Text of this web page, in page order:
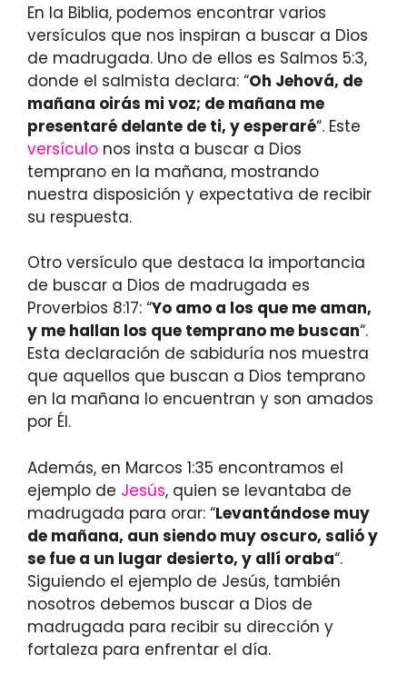
En la Biblia, podemos encontrar varios
versículos que nos inspiran a buscar a Dios
de madrugada. Uno de ellos es Salmos 5:3,
donde el salmista declara: “Oh Jehová, de
mañana oirás mi voz; de mañana me
presentaré delante de ti, y esperaré“. Este
versículo nos insta a buscar a Dios
temprano en la mañana, mostrando
nuestra disposición y expectativa de recibir
su respuesta.
Otro versículo que destaca la importancia
de buscar a Dios de madrugada es
Proverbios 8:17: “Yo amo a los que me aman,
y me hallan los que temprano me buscan“.
Esta declaración de sabiduría nos muestra
que aquellos que buscan a Dios temprano
en la mañana lo encuentran y son amados
por Él.
Además, en Marcos 1:35 encontramos el
ejemplo de Jesús, quien se levantaba de
madrugada para orar: “Levantándose muy
de mañana, aun siendo muy oscuro, salió y
se fue a un lugar desierto, y allí oraba“.
Siguiendo el ejemplo de Jesús, también
nosotros debemos buscar a Dios de
madrugada para recibir su dirección y
fortaleza para enfrentar el día.